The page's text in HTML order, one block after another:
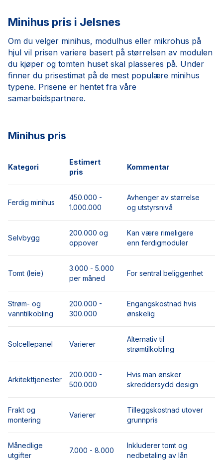
Minihus pris i Jelsnes
Om du velger minihus, modulhus eller mikrohus på
hjul vil prisen variere basert på størrelsen av modulen
du kjøper og tomten huset skal plasseres på. Under
finner du prisestimat på de mest populære minihus
typene. Prisene er hentet fra våre
samarbeidspartnere.
Minihus pris
Kategori
Estimert
pris
Kommentar
Ferdig minihus
450.000 -
1.000.000
Avhenger av størrelse
og utstyrsnivå
Selvbygg
200.000 og
oppover
Kan være rimeligere
enn ferdigmoduler
Tomt (leie)
3.000 - 5.000
per måned
For sentral beliggenhet
Strøm- og
vanntilkobling
200.000 -
300.000
Engangskostnad hvis
ønskelig
Solcellepanel Varierer
Alternativ til
strømtilkobling
Arkitekttjenester
200.000 -
500.000
Hvis man ønsker
skreddersydd design
Frakt og
montering
Varierer
Tilleggskostnad utover
grunnpris
Månedlige
utgifter
7.000 - 8.000
Inkluderer tomt og
nedbetaling av lån